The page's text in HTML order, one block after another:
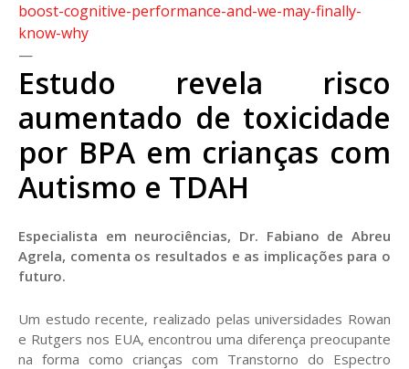
boost-cognitive-performance-and-we-may-finally-
know-why
—
Estudo revela risco
aumentado de toxicidade
por BPA em crianças com
Autismo e TDAH
Especialista em neurociências, Dr. Fabiano de Abreu
Agrela, comenta os resultados e as implicações para o
futuro.
Um estudo recente, realizado pelas universidades Rowan
e Rutgers nos EUA, encontrou uma diferença preocupante
na forma como crianças com Transtorno do Espectro